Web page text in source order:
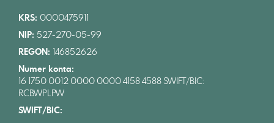
KRS: 0000475911
NIP: 527-270-05-99
REGON:
146852626
Numer konta:
16 1750 0012 0000 0000 4158 4588 SWIFT/BIC:
RCBWPLPW
SWIFT/BIC: